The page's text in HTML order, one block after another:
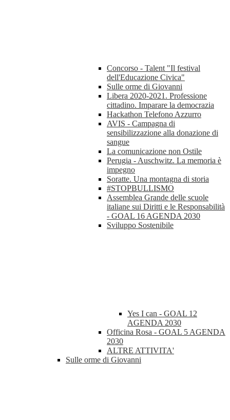
Concorso - Talent "Il festival
dell'Educazione Civica"
Sulle orme di Giovanni
Libera 2020-2021. Professione
cittadino. Imparare la democrazia
Hackathon Telefono Azzurro
AVIS - Campagna di
sensibilizzazione alla donazione di
sangue
La comunicazione non Ostile
Perugia - Auschwitz. La memoria è
impegno
Soratte. Una montagna di storia
#STOPBULLISMO
Assemblea Grande delle scuole
italiane sui Diritti e le Responsabilità
- GOAL 16 AGENDA 2030
Sviluppo Sostenibile
Yes I can - GOAL 12
AGENDA 2030
Officina Rosa - GOAL 5 AGENDA
2030
ALTRE ATTIVITA'
Sulle orme di Giovanni